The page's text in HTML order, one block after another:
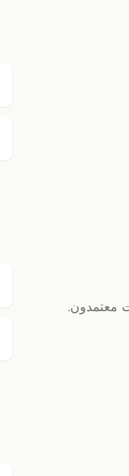
معتمدون.